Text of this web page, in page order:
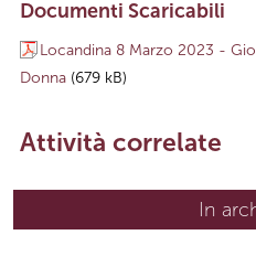
Documenti Scaricabili
Locandina 8 Marzo 2023 -
Donna (679 kB)
Attività correlate
In